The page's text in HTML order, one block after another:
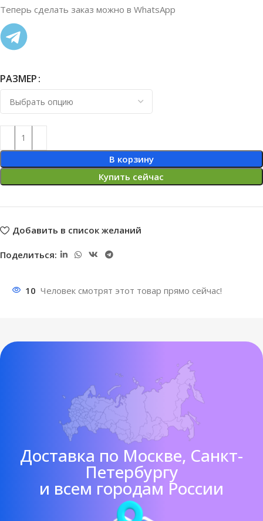
Теперь сделать заказ можно в WhatsApp
РАЗМЕР
В корзину
Купить сейчас
Добавить в список желаний
Поделиться:
10 Человек смотрят этот товар прямо сейчас!
Доставка по Москве, Санкт-
Петербургу
и всем городам России